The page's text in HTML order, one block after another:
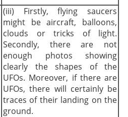
(iii) Firstly, flying saucers
might be aircraft, balloons,
clouds or tricks of light.
Secondly, there are not
enough photos showing
clearly the shapes of the
UFOs. Moreover, if there are
UFOs, there will certainly be
traces of their landing on the
ground.